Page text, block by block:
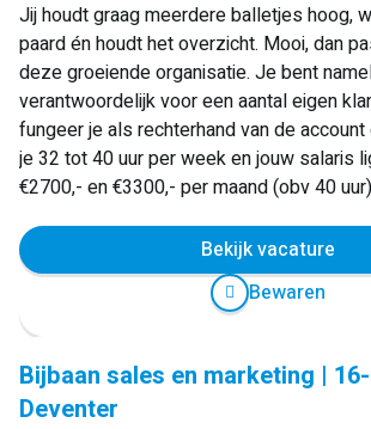
Jij houdt graag meerdere balletjes hoog,
paard én houdt het overzicht. Mooi, dan
deze groeiende organisatie. Je bent
verantwoordelijk voor een aantal eigen
fungeer je als rechterhand van de
je 32 tot 40 uur per week en jouw salaris
€2700,- en €3300,- per maand (obv 40
Bekijk vacature
Bewaren
Bijbaan sales en marketing |
Deventer